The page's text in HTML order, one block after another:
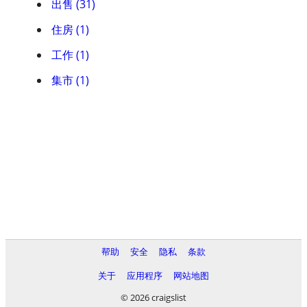
出售 (31)
住房 (1)
工作 (1)
集市 (1)
帮助 安全 隐私
条款
关于
应用程序
网站地图
© 2026 craigslist